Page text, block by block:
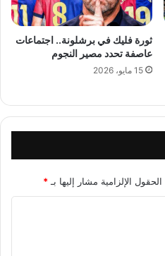
ثورة فليك في برشلونة.. اجتماعات
عاصفة تحدد مصير النجوم
15 مايو، 2026
الحقول الإلزامية مشار إليها بـ *